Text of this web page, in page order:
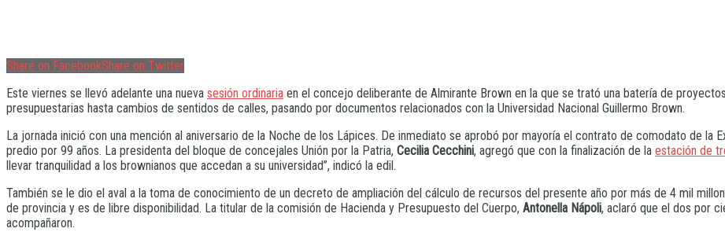
Share on FacebookShare on Twitter
Este viernes se llevó adelante una nueva sesión ordinaria en el concejo deliberante de Almirante Brown en la que se trató una batería de
presupuestarias hasta cambios de sentidos de calles, pasando por documentos relacionados con la Universidad Nacional Guillermo Brown.
La jornada inició con una mención al aniversario de la Noche de los Lápices. De inmediato se aprobó por mayoría el contrato de comodato de la
predio por 99 años. La presidenta del bloque de concejales Unión por la Patria, Cecilia Cecchini, agregó que con la finalización de la estación de
llevar tranquilidad a los brownianos que accedan a su universidad”, indicó la edil.
También se le dio el aval a la toma de conocimiento de un decreto de ampliación del cálculo de recursos del presente año por más de 4 mil
de provincia y es de libre disponibilidad. La titular de la comisión de Hacienda y Presupuesto del Cuerpo, Antonella Nápoli, aclaró que el dos por
acompañaron.